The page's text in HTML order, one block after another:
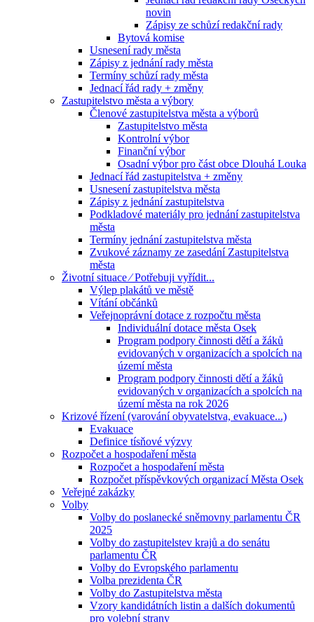
novin
Zápisy ze schůzí redakční rady
Bytová komise
Usnesení rady města
Zápisy z jednání rady města
Termíny schůzí rady města
Jednací řád rady + změny
Zastupitelstvo města a výbory
Členové zastupitelstva města a výborů
Zastupitelstvo města
Kontrolní výbor
Finanční výbor
Osadní výbor pro část obce Dlouhá Louka
Jednací řád zastupitelstva + změny
Usnesení zastupitelstva města
Zápisy z jednání zastupitelstva
Podkladové materiály pro jednání zastupitelstva
města
Termíny jednání zastupitelstva města
Zvukové záznamy ze zasedání Zastupitelstva
města
Životní situace ⁄ Potřebuji vyřídit...
Výlep plakátů ve městě
Vítání občánků
Veřejnoprávní dotace z rozpočtu města
Individuální dotace města Osek
Program podpory činnosti dětí a žáků
evidovaných v organizacích a spolcích na
území města
Program podpory činnosti dětí a žáků
evidovaných v organizacích a spolcích na
území města na rok 2026
Krizové řízení (varování obyvatelstva, evakuace...)
Evakuace
Definice tísňové výzvy
Rozpočet a hospodaření města
Rozpočet a hospodaření města
Rozpočet příspěvkových organizací Města Osek
Veřejné zakázky
Volby
Volby do poslanecké sněmovny parlamentu ČR
2025
Volby do zastupitelstev krajů a do senátu
parlamentu ČR
Volby do Evropského parlamentu
Volba prezidenta ČR
Volby do Zastupitelstva města
Vzory kandidátních listin a dalších dokumentů
pro volební strany